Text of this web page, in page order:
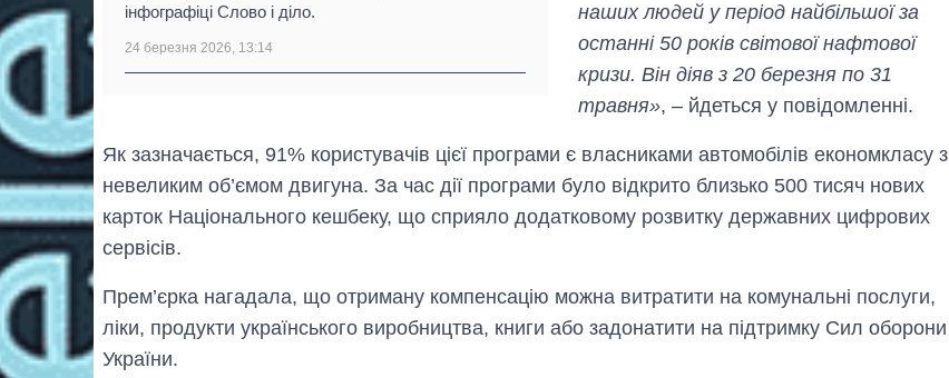
інфографіці Слово і діло.
24 березня 2026, 13:14
наших людей у період найбільшої за
останні 50 років світової нафтової
кризи. Він діяв з 20 березня по 31
травня», – йдеться у повідомленні.
Як зазначається, 91% користувачів цієї програми є власниками автомобілів економкласу з
невеликим об’ємом двигуна. За час дії програми було відкрито близько 500 тисяч нових
карток Національного кешбеку, що сприяло додатковому розвитку державних цифрових
сервісів.
Прем’єрка нагадала, що отриману компенсацію можна витратити на комунальні послуги,
ліки, продукти українського виробництва, книги або задонатити на підтримку Сил оборони
України.
Як змінився
бюджет
Міністерства
оборони за 13
років війни з